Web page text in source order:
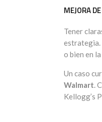
MEJORA
Tener
estrategia.
o bien en
Un caso
Walmart.
Kellogg’s